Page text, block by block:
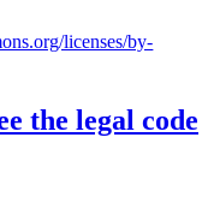
licenses/by-
the legal code